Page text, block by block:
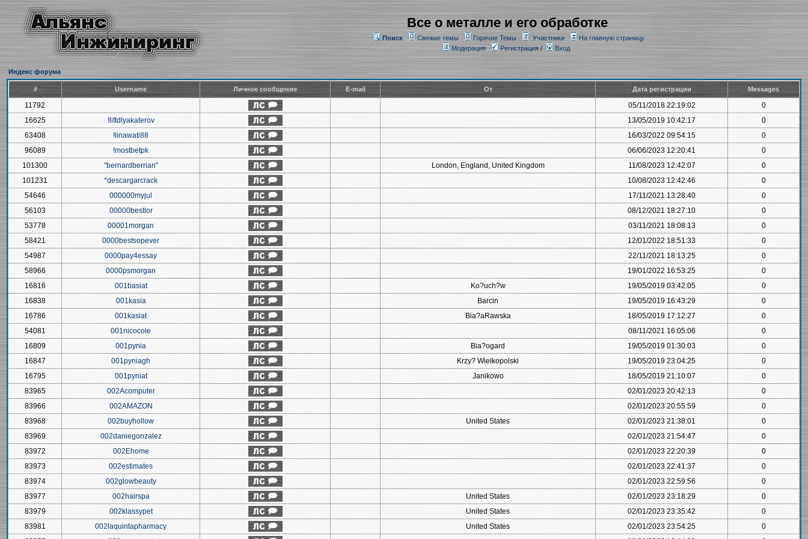
Все о металле и его обработке
Поиск Свежие темы Горячие Темы Участники
На главную страницу
Модерация
Регистрация/ Вход
Индекс форума
# Username Личное сообщение E-mail От Дата регистрации Messages
11792 05/11/2018 22:19:02
0
16625
!liftdlyakaterov 13/05/2019 10:42:17
0
63408
!linawati88 16/03/2022 09:54:15
0
96089
!mostbetpk 06/06/2023 12:20:41
0
101300
"bernardberrian" London, England, United Kingdom 11/08/2023 12:42:07
0
101231
*descargarcrack 10/08/2023 12:42:46
0
54646
000000myjul 17/11/2021 13:28:40
0
56103
00000bestlor 08/12/2021 18:27:10
0
53778
00001morgan 03/11/2021 18:08:13
0
58421
0000bestsopever 12/01/2022 18:51:33
0
54987
0000pay4essay 22/11/2021 18:13:25
0
58966
0000psmorgan 19/01/2022 16:53:25
0
16816
001basiat Ko?uch?w 19/05/2019 03:42:05
0
16838
001kasia Barcin 19/05/2019 16:43:29
0
16786
001kasiat Bia?aRawska 18/05/2019 17:12:27
0
54081
001nicocole 08/11/2021 16:05:06
0
16809
001pynia Bia?ogard 19/05/2019 01:30:03
0
16847
001pyniagh Krzy? Wielkopolski 19/05/2019 23:04:25
0
16795
001pyniat Janikowo 18/05/2019 21:10:07
0
83965
002Acomputer 02/01/2023 20:42:13
0
83966
002AMAZON 02/01/2023 20:55:59
0
83968
002buyhollow United States 02/01/2023 21:38:01
0
83969
002daniegonzalez 02/01/2023 21:54:47
0
83972
002Ehome 02/01/2023 22:20:39
0
83973
002estimates 02/01/2023 22:41:37
0
83974
002glowbeauty 02/01/2023 22:59:56
0
83977
002hairspa United States 02/01/2023 23:18:29
0
83979
002klassypet United States 02/01/2023 23:35:42
0
83981
002laquintapharmacy United States 02/01/2023 23:54:25
0